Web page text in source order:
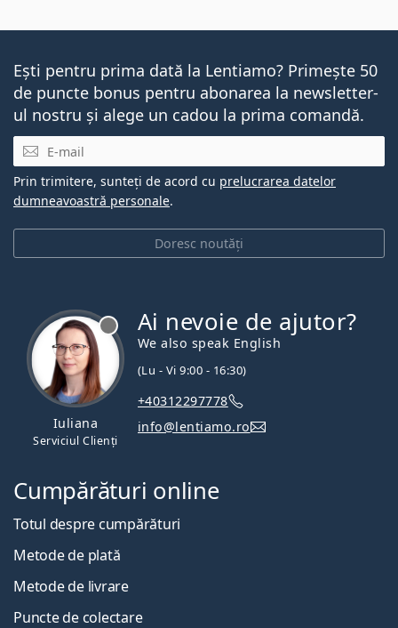
Ești pentru prima dată la Lentiamo? Primește 50
de puncte bonus pentru abonarea la newsletter-
ul nostru și alege un cadou la prima comandă.
E-mail
Doresc noutăți
Prin trimitere, sunteți de acord cu prelucrarea datelor
dumneavoastră personale.
Iuliana
Serviciul Clienți
Ai nevoie de ajutor?
We also speak English
(Lu - Vi 9:00 - 16:30)
+40312297778
info@lentiamo.ro
Cumpărături online
Totul despre cumpărături
Metode de plată
Metode de livrare
Puncte de colectare